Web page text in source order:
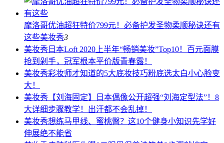
摩洛哥优油超狂特价799元！必备护发圣物柔顺秘诀还有
这些美妆秀3
美妆秀 日本Loft 2020上半年“畅销美妆”Top10！百元面膜
抢到剁手，冠军根本平价版青春露！
美妆秀彩妆师才知道的5大底妆技巧粉底选太白小心脸变
大！
美妆秀 【刘海固定】日本偶像公开超强“刘海定型法”！8
大详细步骤教学！出汗都不会乱掉！
美妆秀想练马甲线、蜜桃臀？这10个健身小知识先学好
伸展绝不能省